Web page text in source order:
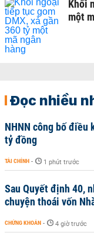
Khối
một
Đọc nhiều
NHNN công bố
tỷ đồng
TÀI CHÍNH - 1 phút trước
Sau Quyết định 40,
chuyện thoái vốn
CHỨNG KHOÁN - 4 giờ trước